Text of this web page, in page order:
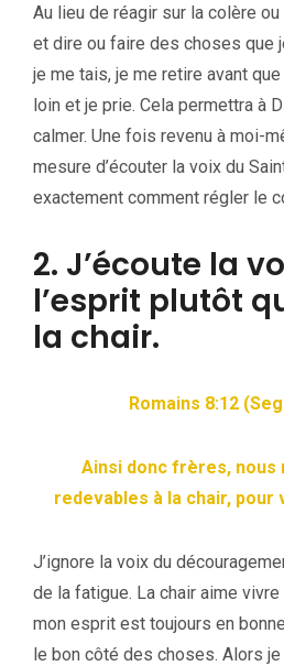
Au lieu de réagir sur la colère
et dire ou faire des choses que
je me tais, je me retire avant
loin et je prie. Cela permettra à
calmer. Une fois revenu à moi-
mesure d’écouter la voix du
exactement comment régler le
2. J’écoute la
l’esprit plutôt
la chair.
Romains 8:12
Ainsi donc frères, nous
redevables à la chair, pour
J’ignore la voix du
de la fatigue. La chair aime
mon esprit est toujours en
le bon côté des choses. Alors